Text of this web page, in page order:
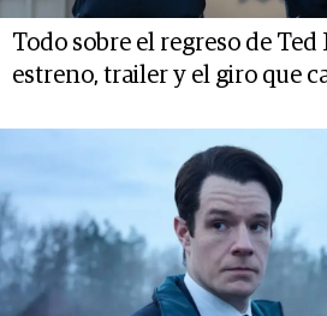
Todo sobre el regreso de Ted
estreno, trailer y el giro que